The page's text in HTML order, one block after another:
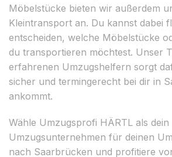
Möbelstücke bieten wir außerdem
Kleintransport an. Du kannst dabei
entscheiden, welche Möbelstücke
du transportieren möchtest. Unser
erfahrenen Umzugshelfern sorgt
sicher und termingerecht bei dir in
ankommt.
Wähle Umzugsprofi HÄRTL als dein
Umzugsunternehmen für deinen
nach Saarbrücken und profitiere